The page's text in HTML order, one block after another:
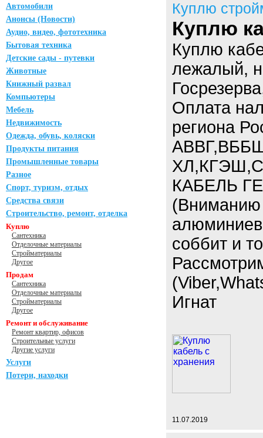
Автомобили
Анонсы (Новости)
Аудио, видео, фототехника
Бытовая техника
Детские сады - путевки
Животные
Книжный развал
Компьютеры
Мебель
Недвижимость
Одежда, обувь, коляски
Продукты питания
Промышленные товары
Разное
Спорт, туризм, отдых
Средства связи
Строительство, ремонт, отделка
Куплю
Сантехника
Отделочные материалы
Стройматериалы
Другое
Продам
Сантехника
Отделочные материалы
Стройматериалы
Другое
Ремонт и обслуживание
Ремонт квартир, офисов
Строительные услуги
Другие услуги
Услуги
Потери, находки
Куплю
Куплю
Куплю
лежалый,
Оплата
региона
КАБЕЛЬ
(Вниманию
соббит и
Игнат
11.07.2019